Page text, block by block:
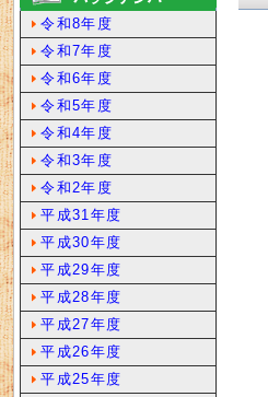
令和8年度
令和7年度
令和6年度
令和5年度
令和4年度
令和3年度
令和2年度
平成31年度
平成30年度
平成29年度
平成28年度
平成27年度
平成26年度
平成25年度